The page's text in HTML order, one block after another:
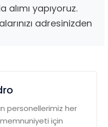
yapıyoruz.
adresinizden
personellerimiz her
için